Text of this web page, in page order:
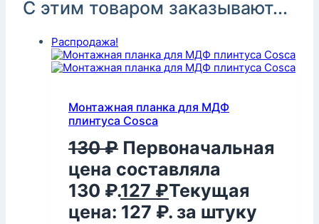
С этим товаром заказывают...
Распродажа!
Монтажная планка для МДФ
плинтуса Cosca
130₽ Первоначальная
цена составляла
130 ₽.127 ₽Текущая
цена: 127 ₽. за штуку